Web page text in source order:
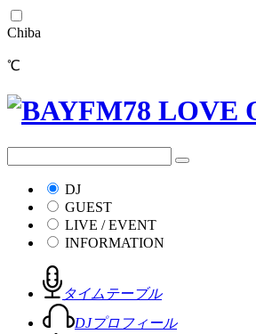
Chiba
℃
DJ
GUEST
LIVE / EVENT
INFORMATION
タイムテーブル
DJプロフィール